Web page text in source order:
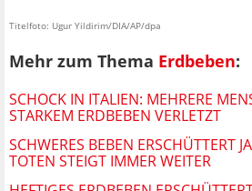
Titelfoto: Ugur Yildirim/DIA/AP/dpa
Mehr zum Thema Erdbeben:
SCHOCK IN ITALIEN: MEHRERE
STARKEM ERDBEBEN VERLETZT
SCHWERES BEBEN ERSCHÜTTERT
TOTEN STEIGT IMMER WEITER